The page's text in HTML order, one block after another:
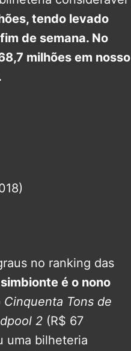
tendo levado
de semana. No
milhões em nosso
no ranking das
é o nono
Cinquenta Tons de
2 (R$ 67
uma bilheteria